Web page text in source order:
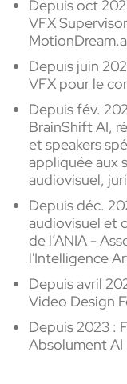
Depuis oct
VFX
Depuis juin
VFX pour le
Depuis fév.
BrainShift AI,
et speakers
appliquée aux
audiovisuel,
Depuis déc.
audiovisuel et
de l’ANIA -
l'Intelligence
Depuis avril
Video Design
Depuis 2023 :
Absolument AI